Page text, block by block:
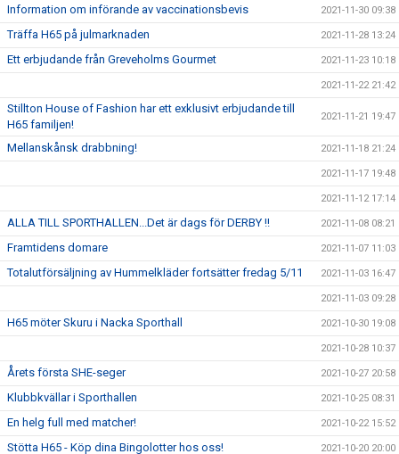
Information om införande av vaccinationsbevis 2021-11-30 09:38
Träffa H65 på julmarknaden 2021-11-28 13:24
Ett erbjudande från Greveholms Gourmet 2021-11-23 10:18
2021-11-22 21:42
Stillton House of Fashion har ett exklusivt erbjudande till
H65 familjen!
2021-11-21 19:47
Mellanskånsk drabbning! 2021-11-18 21:24
2021-11-17 19:48
2021-11-12 17:14
ALLA TILL SPORTHALLEN...Det är dags för DERBY !! 2021-11-08 08:21
Framtidens domare 2021-11-07 11:03
Totalutförsäljning av Hummelkläder fortsätter fredag 5/11 2021-11-03 16:47
2021-11-03 09:28
H65 möter Skuru i Nacka Sporthall 2021-10-30 19:08
2021-10-28 10:37
Årets första SHE-seger 2021-10-27 20:58
Klubbkvällar i Sporthallen 2021-10-25 08:31
En helg full med matcher! 2021-10-22 15:52
Stötta H65 - Köp dina Bingolotter hos oss! 2021-10-20 20:00